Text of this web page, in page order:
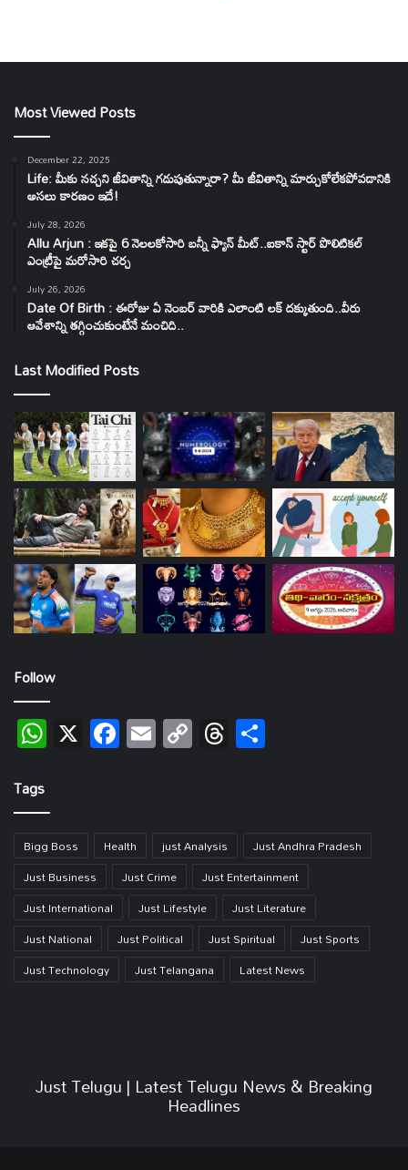
Most Viewed Posts
December 22, 2025
Life: మీకు నచ్చని జీవితాన్ని గడుపుతున్నారా? మీ జీవితాన్ని మార్చుకోలేకపోవడానికి
అసలు కారణం ఇదే!
July 28, 2026
Allu Arjun : ఇకపై 6 నెలలకోసారి బన్నీ ఫ్యాన్ మీట్..ఐకాన్ స్టార్ పొలిటికల్
ఎంట్రీపై మరోసారి చర్చ
July 26, 2026
Date Of Birth : ఈరోజు ఏ నెంబర్ వారికి ఎలాంటి లక్ దక్కుతుంది..వీరు
ఆవేశాన్ని తగ్గించుకుంటేనే మంచిది..
Last Modified Posts
Follow
WhatsApp
X Facebook
EmailCopy
Link
Threads
Tags
Bigg Boss Health just Analysis
Just Andhra Pradesh
Just Business
Just Crime
Just Entertainment
Just International
Just Lifestyle
Just Literature
Just National
Just Political Just Spiritual
Just Sports
Just Technology
Just Telangana Latest News
Just Telugu | Latest Telugu News & Breaking
Headlines